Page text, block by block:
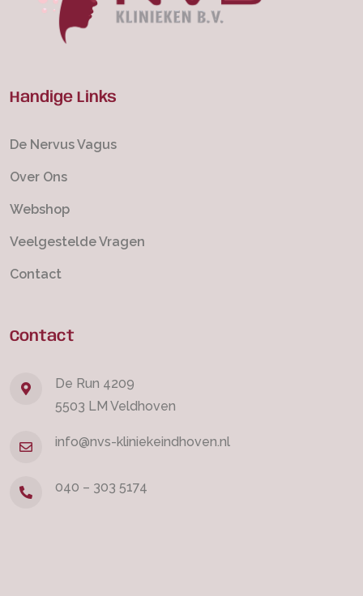
Handige Links
De Nervus Vagus
Over Ons
Webshop
Veelgestelde Vragen
Contact
Contact
De Run 4209
5503 LM Veldhoven
info@nvs-kliniekeindhoven.nl
040 – 303 5174